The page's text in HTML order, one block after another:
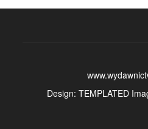
Design: TEMPLATED